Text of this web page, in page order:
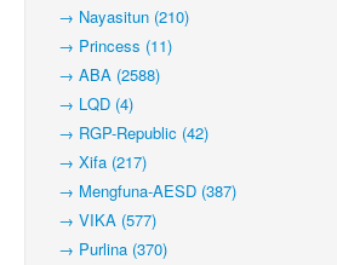
→ Nayasitun (210)
→ Princess (11)
→ ABA (2588)
→ LQD (4)
→ RGP-Republic (42)
→ Xifa (217)
→ Mengfuna-AESD (387)
→ VIKA (577)
→ Purlina (370)